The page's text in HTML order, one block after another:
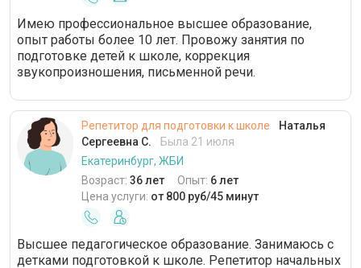
Имею профессиональное высшее образование,
опыт работы более 10 лет. Провожу занятия по
подготовке детей к школе, коррекция
звукопроизношения, письменной речи.
Репетитор для подготовки к школе
Наталья
Сергеевна С.
Была 21 июля
Екатеринбург, ЖБИ
Возраст: 36 лет Опыт: 6 лет
Цена услуги: от 800 руб/45 минут
Высшее педагогическое образование. Занимаюсь с
детками подготовкой к школе. Репетитор начальных